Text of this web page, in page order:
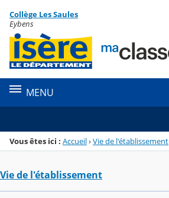
Menu de la rubrique
Contenu
Collège Les Saules
Eybens
MENU
Vous êtes ici : Accueil›Vie de l'établissement
Vie de l'établissement